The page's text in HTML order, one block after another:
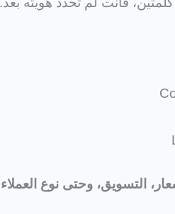
التسويق، وحتى نوع